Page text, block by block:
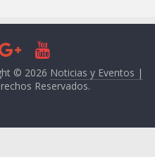
© 2026 Noticias y Eventos |
Reservados.